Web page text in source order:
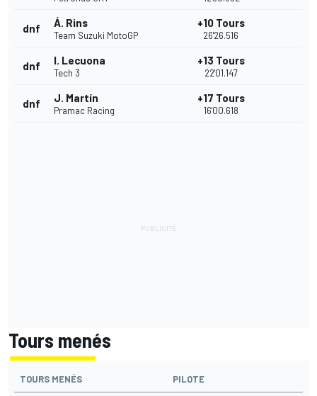
dnf Á. Rins
Team Suzuki MotoGP
+10 Tours
26'26.516
dnf I. Lecuona
Tech 3
+13 Tours
22'01.147
dnf J. Martín
Pramac Racing
+17 Tours
16'00.618
Tours menés
TOURS MENÉS PILOTE